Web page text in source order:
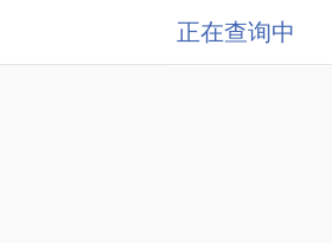
正在查询中